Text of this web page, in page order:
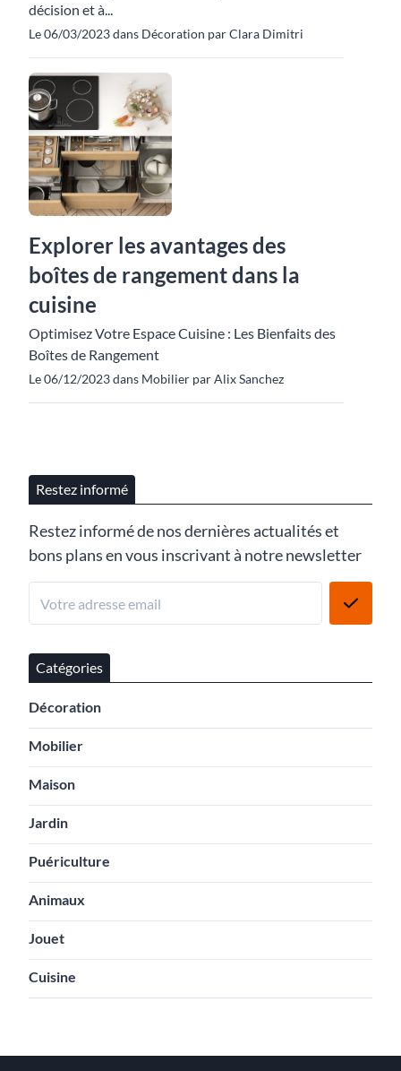
décision et à...
Le 06/03/2023 dans Décoration par Clara Dimitri
Explorer les avantages des
boîtes de rangement dans la
cuisine
Optimisez Votre Espace Cuisine : Les Bienfaits des
Boîtes de Rangement
Le 06/12/2023 dans Mobilier par Alix Sanchez
Restez informé
Restez informé de nos dernières actualités et
bons plans en vous inscrivant à notre newsletter
Catégories
Décoration
Mobilier
Maison
Jardin
Puériculture
Animaux
Jouet
Cuisine